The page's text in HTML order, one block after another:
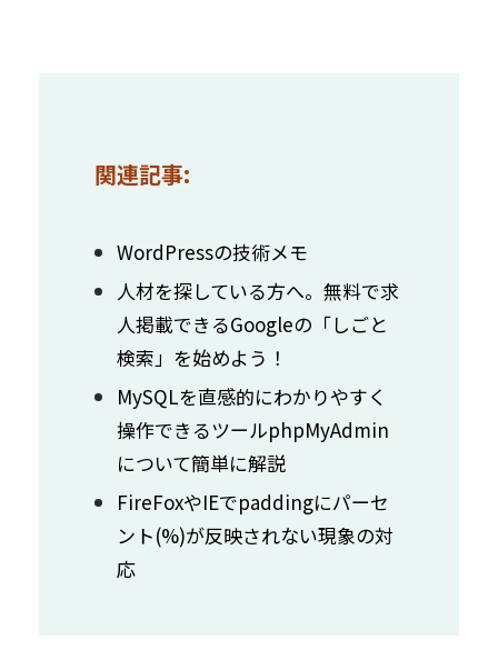
関連記事:
WordPressの技術メモ
人材を探している方へ。無料で求
人掲載できるGoogleの「しごと
検索」を始めよう！
MySQLを直感的にわかりやすく
操作できるツールphpMyAdmin
について簡単に解説
FireFoxやIEでpaddingにパーセ
ント(%)が反映されない現象の対
応